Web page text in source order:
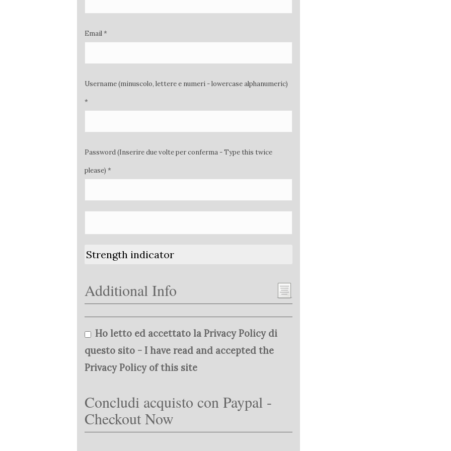
Email *
Username (minuscolo, lettere e numeri - lowercase alphanumeric)
*
Password (Inserire due volte per conferma - Type this twice
please) *
Strength indicator
Additional Info
Ho letto ed accettato la Privacy Policy di
questo sito - I have read and accepted the
Privacy Policy of this site
Concludi acquisto con Paypal -
Checkout Now